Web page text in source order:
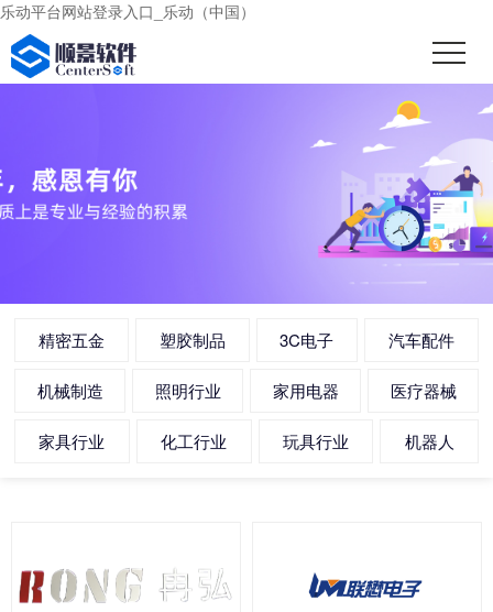
乐动平台网站登录入口_乐动（中国）
精密五金 塑胶制品 3C电子 汽车配件
机械制造 照明行业 家用电器 医疗器械
家具行业 化工行业 玩具行业 机器人